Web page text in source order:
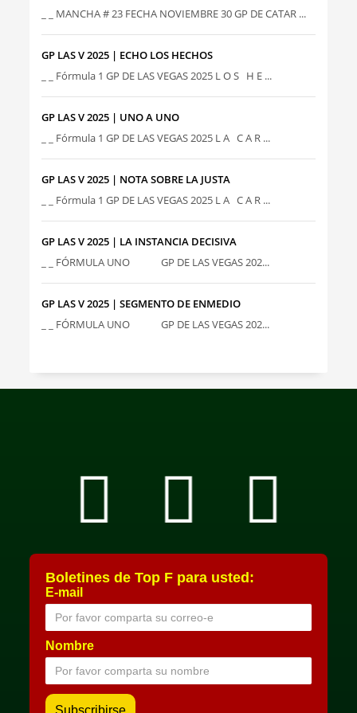
_ _ MANCHA # 23 FECHA NOVIEMBRE 30 GP DE CATAR ...
GP LAS V 2025 | ECHO LOS HECHOS
_ _ Fórmula 1 GP DE LAS VEGAS 2025 L O S H E ...
GP LAS V 2025 | UNO A UNO
_ _ Fórmula 1 GP DE LAS VEGAS 2025 L A C A R ...
GP LAS V 2025 | NOTA SOBRE LA JUSTA
_ _ Fórmula 1 GP DE LAS VEGAS 2025 L A C A R ...
GP LAS V 2025 | LA INSTANCIA DECISIVA
_ _ FÓRMULA UNO GP DE LAS VEGAS 202...
GP LAS V 2025 | SEGMENTO DE ENMEDIO
_ _ FÓRMULA UNO GP DE LAS VEGAS 202...
Boletines de Top F para usted:
E-mail
Nombre